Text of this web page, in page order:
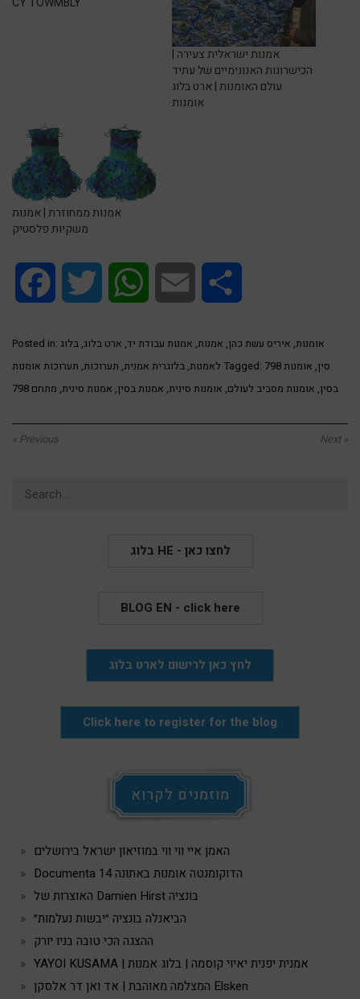
אמנות ישראלית צעירה |
הכישרונות האנונימיים של עתיד
עולם האומנות | ארט בלוג
אומנות
אמנות ממחוזרת | אמנות
משקיות פלסטיק
Facebook Twitter WhatsApp Email
Posted in: אומנות, איריס עשת כהן, אמנות, אמנות עבודת יד, ארט בלוג, בלוג
לאמנות, בלוגרית אמנית, תערוכות, תערוכות אומנות Tagged: 798 סין, אומנות
בסין, אומנות מסביב לעולם, אומנות סינית, אמנות בסין, אמנות סינית, מתחם 798
« Previous Next »
Search
בלוג HE - לחצו כאן
BLOG EN - click here
לחץ כאן לרישום לארט בלוג
Click here to register for the blog
מוזמנים לקרוא
האמן איי ווי ווי במוזיאון ישראל בירושלים
Documenta 14 הדוקומנטה אומנות באתונה
האוצרות של Damien Hirst בונציה
הביאנלה בונציה ״יבשות נעלמות״
ההצגה הכי טובה בניו יורק
YAYOI KUSAMA | אמנית יפנית יאיוי קוסמה | בלוג אמנות
המצלמה מאוהבת | אד ואן דר אלסקן Elsken